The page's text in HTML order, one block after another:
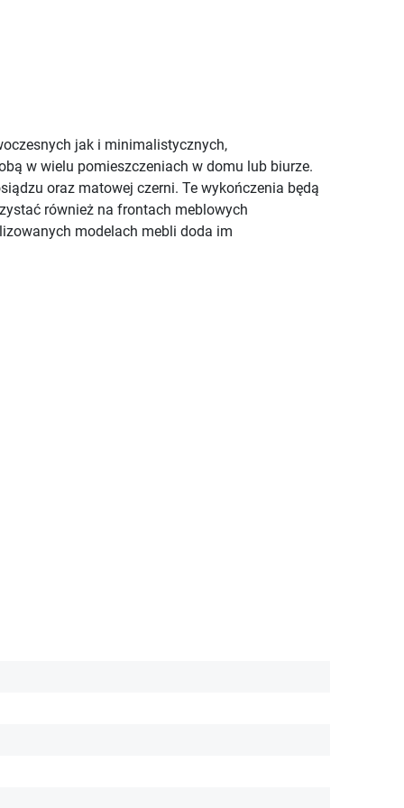
jak i minimalistycznych,
w wielu pomieszczeniach w domu lub biurze.
oraz matowej czerni. Te wykończenia będą
również na frontach meblowych
modelach mebli doda im